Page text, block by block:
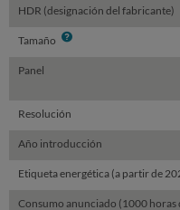
HDR (designación del fabricante)
Tamaño Info
Panel
Resolución
Año introducción
Etiqueta energética (a partir de
Consumo anunciado (1000 horas